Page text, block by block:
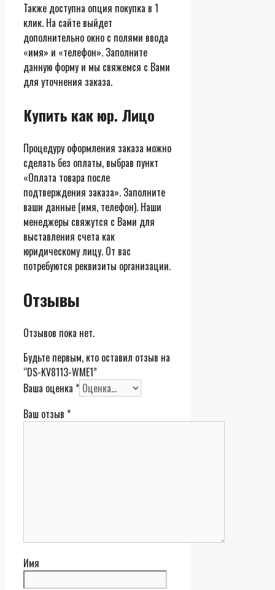
Также доступна опция покупка в 1
клик. На сайте выйдет
дополнительно окно с полями ввода
«имя» и «телефон». Заполните
данную форму и мы свяжемся с Вами
для уточнения заказа.
Купить как юр. Лицо
Процедуру оформления заказа можно
сделать без оплаты, выбрав пункт
«Оплата товара после
подтверждения заказа». Заполните
ваши данные (имя, телефон). Наши
менеджеры свяжутся с Вами для
выставления счета как
юридическому лицу. От вас
потребуются реквизиты организации.
Отзывы
Отзывов пока нет.
Будьте первым, кто оставил отзыв на
“DS-KV8113-WME1”
Ваша оценка *
Ваш отзыв *
Имя